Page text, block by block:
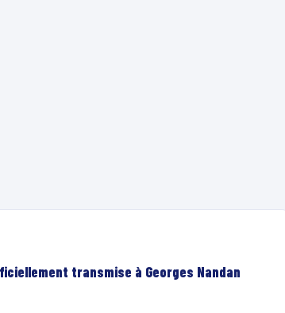
transmise à Georges Nandan